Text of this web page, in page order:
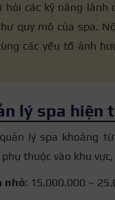
hỏi các kỹ năng
quy mô của spa.
các yếu tố ảnh
lý spa hiện
lý spa khoảng
thuộc vào khu
nhỏ: 15.000.000 –